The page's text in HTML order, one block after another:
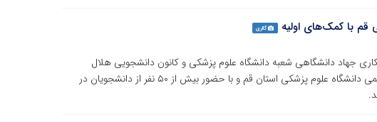
قم با کمک‌های اولیه گالری
جهاد دانشگاهی شعبه دانشگاه علوم پزشکی و کانون دانشجویی هلال
احمر با تدریس حمید ترابیان عضو هیئت علمی دانشگاه علوم پزشکی استان قم و با حضور بیش از ۵۰ نفر از دانشجویان در